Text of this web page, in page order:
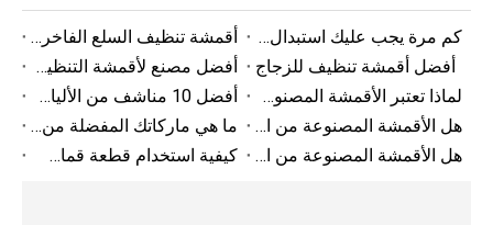
أقمشة تنظيف السلع الفاخرة للأقمشة الرقيقة
كم مرة يجب عليك استبدال المناشف المصنوعة من الألياف الدقيقة؟
أفضل مصنع لأقمشة التنظيف المصنوعة من الألياف الدقيقة
أفضل أقمشة تنظيف للزجاج
أفضل 10 مناشف من الألياف الدقيقة للسيارات لعام 2025
لماذا تعتبر الأقمشة المصنوعة من الألياف الدقيقة جيدة للتنظيف؟
ما هي ماركاتك المفضلة من الأقمشة المصنوعة من الألياف الدقيقة لتنظيف المنازل؟
هل الأقمشة المصنوعة من الألياف الدقيقة جيدة لتنظيف النظارات؟
كيفية استخدام قطعة قماش من الألياف الدقيقة للتنظيف
هل الأقمشة المصنوعة من الألياف الدقيقة جيدة لتنظيف النظارات؟